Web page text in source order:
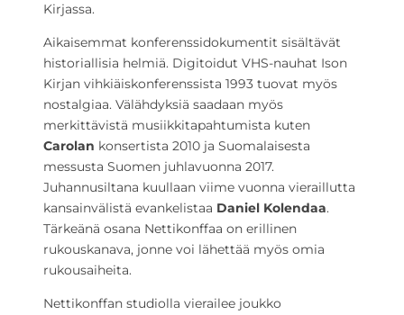
Kirjassa.
Aikaisemmat konferenssidokumentit sisältävät
historiallisia helmiä. Digitoidut VHS-nauhat Ison
Kirjan vihkiäiskonferenssista 1993 tuovat myös
nostalgiaa. Välähdyksiä saadaan myös
merkittävistä musiikkitapahtumista kuten
Carolan konsertista 2010 ja Suomalaisesta
messusta Suomen juhlavuonna 2017.
Juhannusiltana kuullaan viime vuonna vieraillutta
kansainvälistä evankelistaa Daniel Kolendaa.
Tärkeänä osana Nettikonffaa on erillinen
rukouskanava, jonne voi lähettää myös omia
rukousaiheita.
Nettikonffan studiolla vierailee joukko